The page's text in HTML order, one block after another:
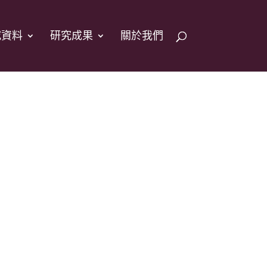
料 研究成果 關於我們